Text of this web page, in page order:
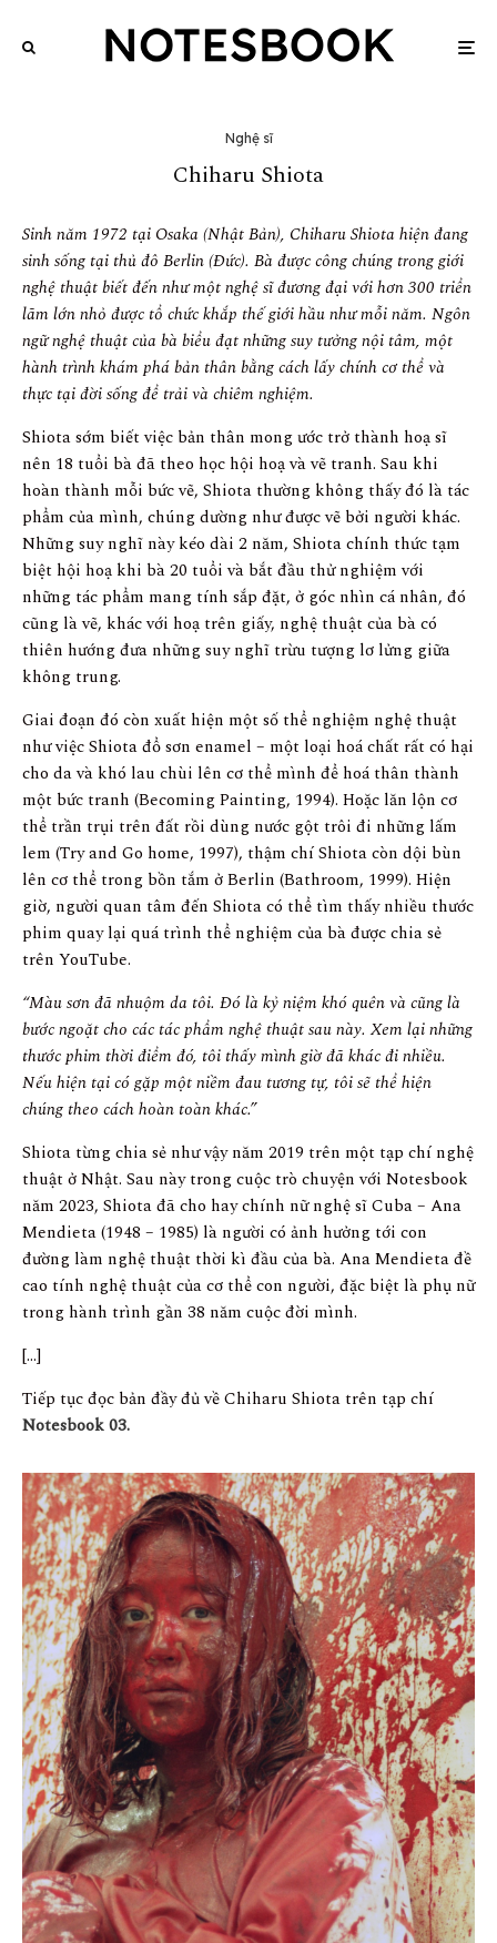
Nghệ sĩ
Chiharu Shiota
Sinh năm 1972 tại Osaka (Nhật Bản), Chiharu Shiota hiện đang
sinh sống tại thủ đô Berlin (Đức). Bà được công chúng trong giới
nghệ thuật biết đến như một nghệ sĩ đương đại với hơn 300 triển
lãm lớn nhỏ được tổ chức khắp thế giới hầu như mỗi năm. Ngôn
ngữ nghệ thuật của bà biểu đạt những suy tưởng nội tâm, một
hành trình khám phá bản thân bằng cách lấy chính cơ thể và
thực tại đời sống để trải và chiêm nghiệm.
Shiota sớm biết việc bản thân mong ước trở thành hoạ sĩ
nên 18 tuổi bà đã theo học hội hoạ và vẽ tranh. Sau khi
hoàn thành mỗi bức vẽ, Shiota thường không thấy đó là tác
phẩm của mình, chúng dường như được vẽ bởi người khác.
Những suy nghĩ này kéo dài 2 năm, Shiota chính thức tạm
biệt hội hoạ khi bà 20 tuổi và bắt đầu thử nghiệm với
những tác phẩm mang tính sắp đặt, ở góc nhìn cá nhân, đó
cũng là vẽ, khác với hoạ trên giấy, nghệ thuật của bà có
thiên hướng đưa những suy nghĩ trừu tượng lơ lửng giữa
không trung.
Giai đoạn đó còn xuất hiện một số thể nghiệm nghệ thuật
như việc Shiota đổ sơn enamel – một loại hoá chất rất có hại
cho da và khó lau chùi lên cơ thể mình để hoá thân thành
một bức tranh (Becoming Painting, 1994). Hoặc lăn lộn cơ
thể trần trụi trên đất rồi dùng nước gột trôi đi những lấm
lem (Try and Go home, 1997), thậm chí Shiota còn dội bùn
lên cơ thể trong bồn tắm ở Berlin (Bathroom, 1999). Hiện
giờ, người quan tâm đến Shiota có thể tìm thấy nhiều thước
phim quay lại quá trình thể nghiệm của bà được chia sẻ
trên YouTube.
“Màu sơn đã nhuộm da tôi. Đó là kỷ niệm khó quên và cũng là
bước ngoặt cho các tác phẩm nghệ thuật sau này. Xem lại những
thước phim thời điểm đó, tôi thấy mình giờ đã khác đi nhiều.
Nếu hiện tại có gặp một niềm đau tương tự, tôi sẽ thể hiện
chúng theo cách hoàn toàn khác.”
Shiota từng chia sẻ như vậy năm 2019 trên một tạp chí nghệ
thuật ở Nhật. Sau này trong cuộc trò chuyện với Notesbook
năm 2023, Shiota đã cho hay chính nữ nghệ sĩ Cuba – Ana
Mendieta (1948 – 1985) là người có ảnh hưởng tới con
đường làm nghệ thuật thời kì đầu của bà. Ana Mendieta đề
cao tính nghệ thuật của cơ thể con người, đặc biệt là phụ nữ
trong hành trình gần 38 năm cuộc đời mình.
[…]
Tiếp tục đọc bản đầy đủ về Chiharu Shiota trên tạp chí
Notesbook 03.